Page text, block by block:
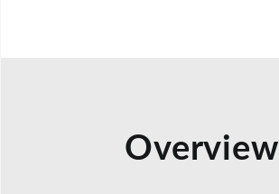
Overview